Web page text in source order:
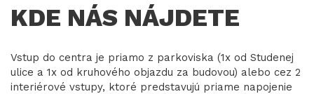
KDE NÁS NÁJDETE
Vstup do centra je priamo z parkoviska (1x od Studenej
ulice a 1x od kruhového objazdu za budovou) alebo cez 2
interiérové vstupy, ktoré predstavujú priame napojenie